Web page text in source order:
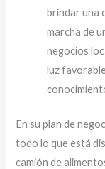
brindar una
marcha de
negocios
luz
En su plan de
todo lo que está
camión de